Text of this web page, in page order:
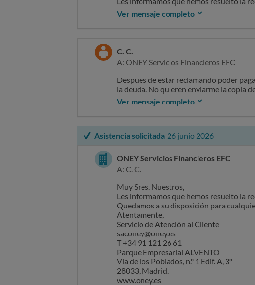
Atentamente,
Parque Empresarial ALVENTO
Vía de los Poblados, n.º 1 Edif. A, 2º
www.oney.es
Quedamos a su disposición para
Atentamente,
T +34 91 121 26 61
Parque Empresarial ALVENTO
Vía de los Poblados, n.º 1 Edif. A, 3º
28033, Madrid.
www.oney.es
Ver mensaje completo
C. C.
A: ONEY Servicios Financieros EFC
Despues de estar reclamando poder
la deuda. No quieren enviarme la copia
Ver mensaje completo
Asistencia solicitada 26 junio 2026
ONEY Servicios Financieros EFC
A: C. C.
Muy Sres. Nuestros,
Les informamos que hemos resuelto la
Quedamos a su disposición para
Atentamente,
Servicio de Atención al Cliente
saconey@oney.es
T +34 91 121 26 61
Parque Empresarial ALVENTO
Vía de los Poblados, n.º 1 Edif. A, 3º
28033, Madrid.
www.oney.es